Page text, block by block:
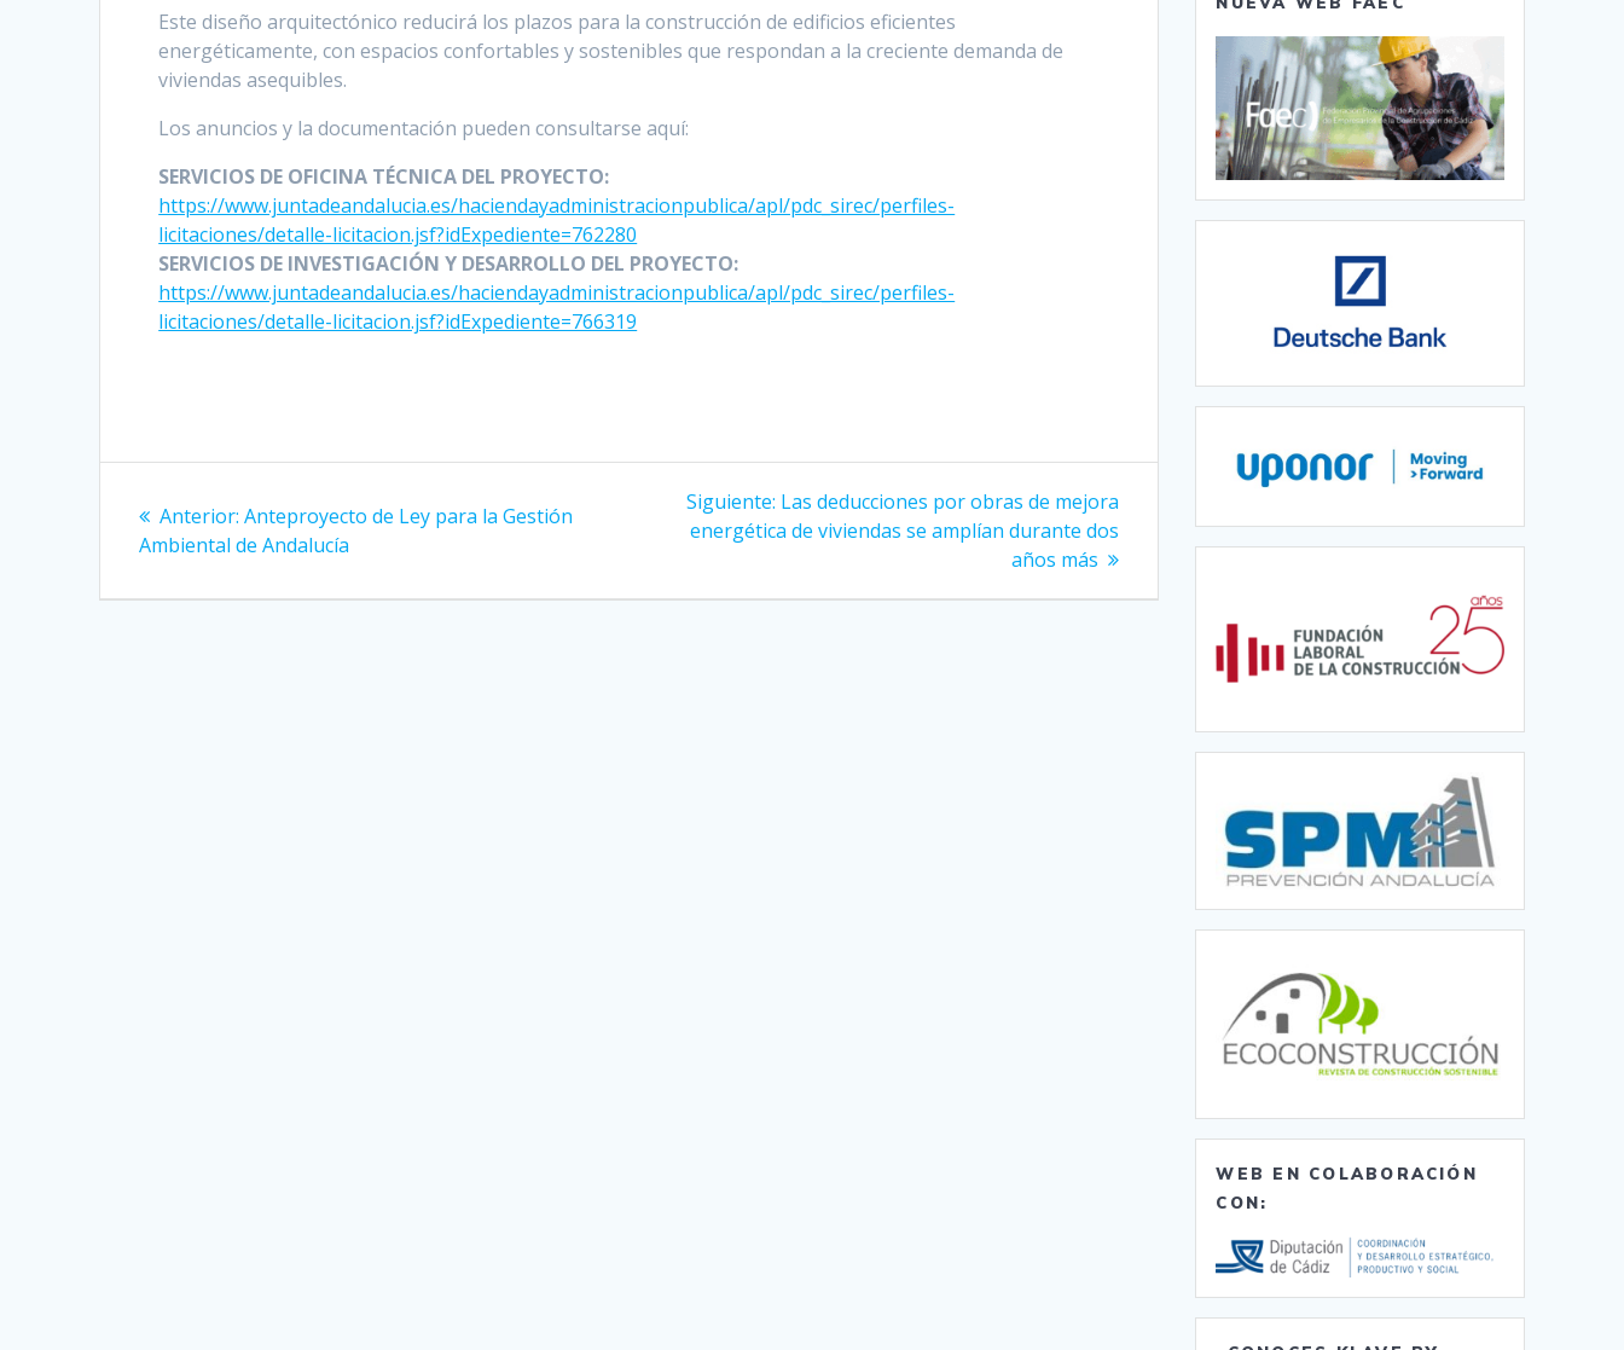
Este diseño arquitectónico reducirá los plazos para la construcción de edificios eficientes
energéticamente, con espacios confortables y sostenibles que respondan a la creciente demanda de
viviendas asequibles.
Los anuncios y la documentación pueden consultarse aquí:
SERVICIOS DE OFICINA TÉCNICA DEL PROYECTO:
https://www.juntadeandalucia.es/haciendayadministracionpublica/apl/pdc_sirec/perfiles-
licitaciones/detalle-licitacion.jsf?idExpediente=762280
SERVICIOS DE INVESTIGACIÓN Y DESARROLLO DEL PROYECTO:
https://www.juntadeandalucia.es/haciendayadministracionpublica/apl/pdc_sirec/perfiles-
licitaciones/detalle-licitacion.jsf?idExpediente=766319
de
entradas
Anterior: Entrada
anterior:
Anteproyecto de Ley para la Gestión
Ambiental de Andalucía
Siguiente: Siguiente
entrada:
Las deducciones por obras de mejora
energética de viviendas se amplían durante dos
años más
WEB EN COLABORACIÓN
CON: